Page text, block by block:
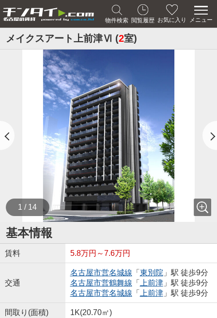
物件検索 閲覧履歴 お気に入り メニュー
メイクスアート上前津Ⅵ (2室)
1 / 14
基本情報
賃料 5.8万円～7.6万円
交通
名古屋市営名城線 「 東別院 」駅 徒歩9分
名古屋市営鶴舞線 「 上前津」駅 徒歩9分
名古屋市営名城線 「 上前津」駅 徒歩9分
間取り(面積) 1K(20.70㎡)